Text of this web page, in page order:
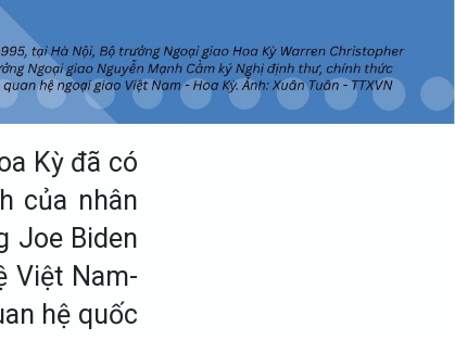
Kỳ đã có
của nhân
Joe Biden
Việt Nam-
hệ quốc